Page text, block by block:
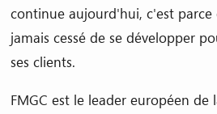
continue aujourd'hui, c'est
jamais cessé de se développer
ses clients.
FMGC est le leader européen